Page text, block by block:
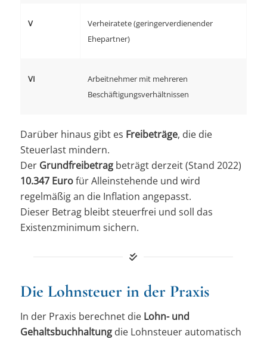
V
Verheiratete (geringerverdienender
Ehepartner)
VI
Arbeitnehmer mit mehreren
Beschäftigungsverhältnissen
Darüber hinaus gibt es Freibeträge, die die
Steuerlast mindern.
Der Grundfreibetragbeträgt derzeit (Stand 2022)
10.347 Eurofür Alleinstehende und wird
regelmäßig an die Inflation angepasst.
Dieser Betrag bleibt steuerfrei und soll das
Existenzminimum sichern.
Die Lohnsteuer in der Praxis
In der Praxis berechnet die Lohn- und
Gehaltsbuchhaltungdie Lohnsteuer automatisch